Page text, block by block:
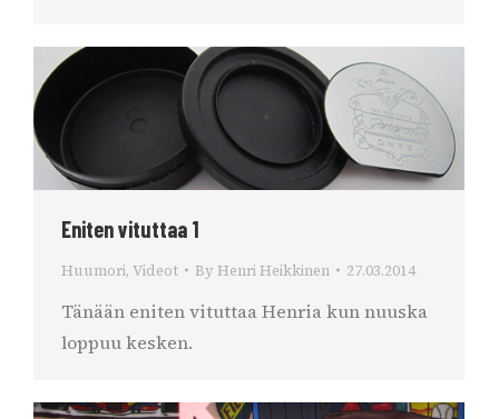
Eniten vituttaa 1
Huumori, Videot By Henri Heikkinen 27.03.2014
Tänään eniten vituttaa Henria kun nuuska
loppuu kesken.